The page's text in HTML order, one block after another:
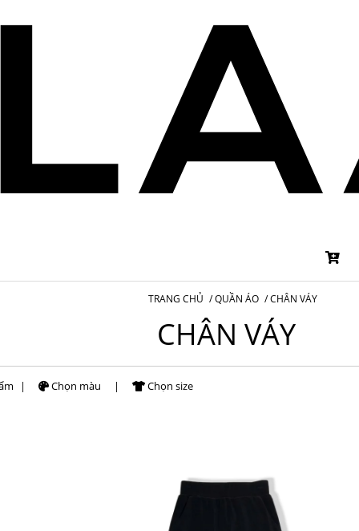
TRANG CHỦ /QUẦN ÁO /CHÂN VÁY
CHÂN VÁY
| Chọn màu | Chọn size